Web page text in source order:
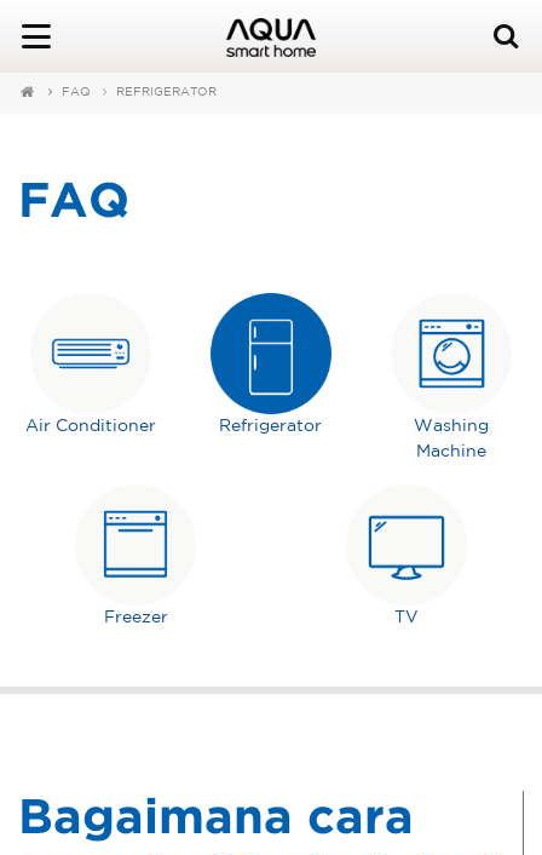
FAQ REFRIGERATOR
FAQ
Air Conditioner Refrigerator
Washing
Machine
Freezer TV
Bagaimana cara